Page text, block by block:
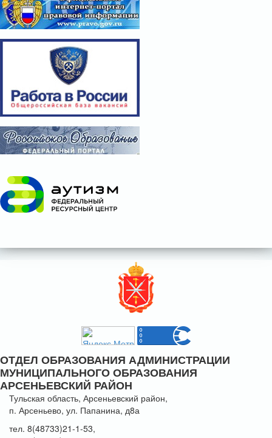
ОТДЕЛ ОБРАЗОВАНИЯ АДМИНИСТРАЦИИ
МУНИЦИПАЛЬНОГО ОБРАЗОВАНИЯ
АРСЕНЬЕВСКИЙ РАЙОН
Тульская область, Арсеньевский район,
п. Арсеньево, ул. Папанина, д8а
тел. 8(48733)21-1-53,